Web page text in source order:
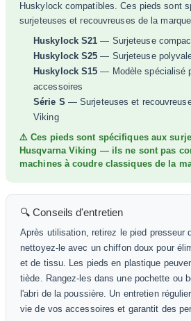
Huskylock compatibles. Ces pieds sont
surjeteuses et recouvreuses de la
Huskylock S21 — Surjeteuse
Huskylock S25 — Surjeteuse
Huskylock S15 — Modèle spécialisé
accessoires
Série S — Surjeteuses et
Viking
⚠️ Ces pieds sont spécifiques aux
Husqvarna Viking — ils ne sont pas
machines à coudre classiques de la
🔍 Conseils d'entretien
Après utilisation, retirez le pied presseur
nettoyez-le avec un chiffon doux pour
et de tissu. Les pieds en plastique
tiède. Rangez-les dans une pochette ou
l'abri de la poussière. Un entretien
vie de vos accessoires et garantit des